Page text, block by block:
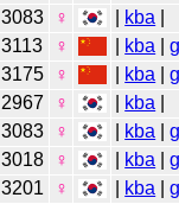
3083 ♀ kba
3113 ♀ kba |
3175 ♀ kba |
2967 ♀ kba
3083 ♀ kba |
3018 ♀ kba |
3201 ♀ kba |